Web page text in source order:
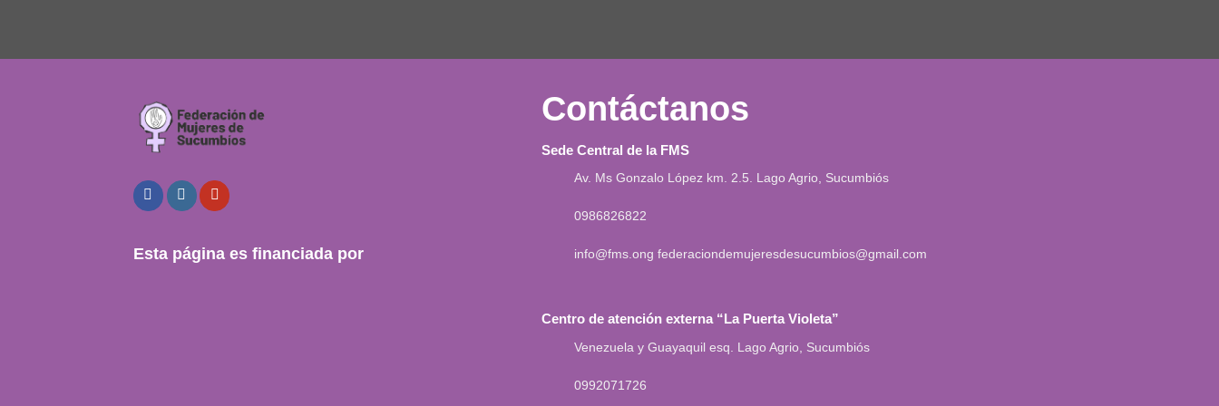
Esta página es financiada por
Contáctanos
Sede Central de la FMS
Av. Ms Gonzalo López km. 2.5. Lago Agrio, Sucumbiós
0986826822
info@fms.ong federaciondemujeresdesucumbios@gmail.com
Centro de atención externa “La Puerta Violeta”
Venezuela y Guayaquil esq. Lago Agrio, Sucumbiós
0992071726